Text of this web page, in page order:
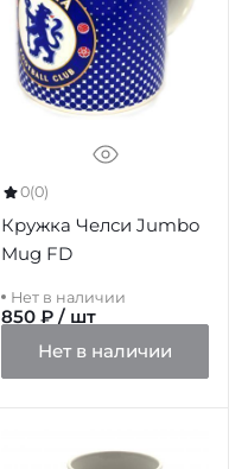
0(0)
Кружка Челси Jumbo
Mug FD
Нет в наличии
850 ₽ / шт
Нет в наличии